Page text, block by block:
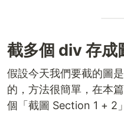
截多個 div 存成
假設今天我們要截的圖
的，方法很簡單，在本
個「截圖 Section 1 + 2